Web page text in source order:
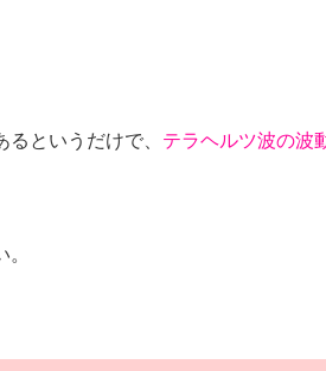
というだけで、 テラヘルツ波の波
。